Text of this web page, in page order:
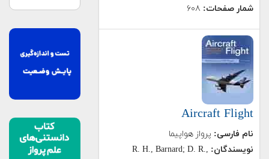
شمار صفحات:
Aircraft Flight
نام فارسی: پرواز هواپیما
نویسندگان: R. H., Barnard; D. R.,